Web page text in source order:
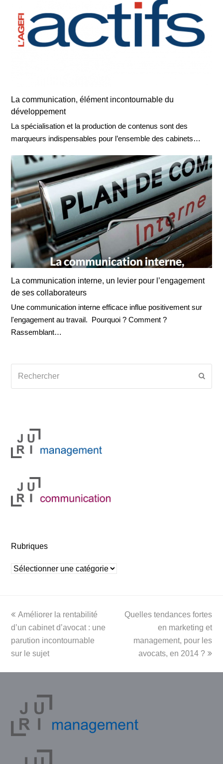
La communication, élément incontournable du
développement
La spécialisation et la production de contenus sont des
marqueurs indispensables pour l’ensemble des cabinets…
La communication interne, un levier pour l’engagement
de ses collaborateurs
Une communication interne efficace influe positivement sur
l'engagement au travail. Pourquoi ? Comment ?
Rassemblant…
Rubriques
Rubriques
previous
post:
Améliorer la rentabilité
d’un cabinet d’avocat : une
parution incontournable
sur le sujet
next
Quelles tendances fortes
en marketing et
management, pour les
avocats, en 2014 ?